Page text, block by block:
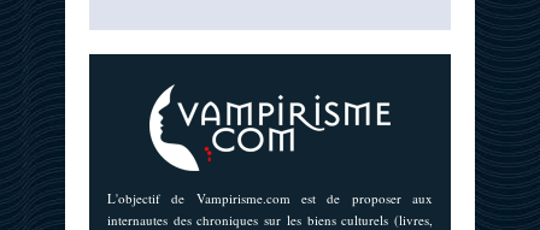
L'objectif de Vampirisme.com est de proposer aux
internautes des chroniques sur les biens culturels (livres,